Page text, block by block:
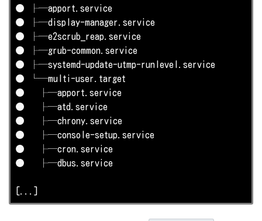
● ├─apport.service
● ├─display-manager.service
● ├─e2scrub_reap.service
● ├─grub-common.service
● ├─systemd-update-utmp-runlevel.service
● └─multi-user.target
●   ├─apport.service
●   ├─atd.service
●   ├─chrony.service
●   ├─console-setup.service
●   ├─cron.service
●   ├─dbus.service